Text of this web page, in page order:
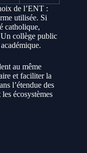
de l’ENT :
utilisée. Si
catholique,
collège public
au même
et faciliter la
l’étendue des
écosystèmes